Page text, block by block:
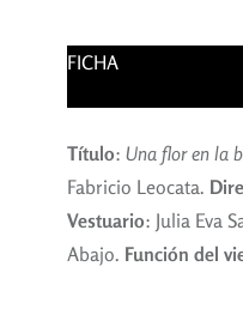
FICHA
Título: Una flor en la
Fabricio Leocata.
Vestuario: Julia Eva
Abajo. Función del